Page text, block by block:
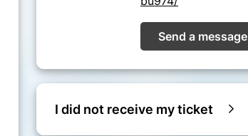
Send a message
I did not receive my ticket